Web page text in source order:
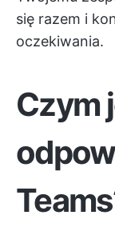
się razem i
oczekiwania.
Czym